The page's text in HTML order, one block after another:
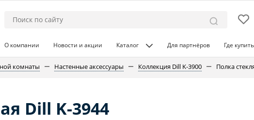
О компании Новости и акции Каталог Для партнёров Где
комнаты Настенные аксессуары Коллекция Dill K-3900 Полка
Dill K-3944